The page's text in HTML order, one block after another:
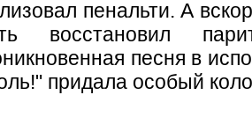
пенальти. А
восстановил
песня в
придала особый